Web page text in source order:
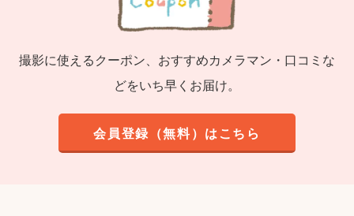
撮影に使えるクーポン、おすすめカメラマン・口コミな
どをいち早くお届け。
会員登録（無料）はこちら